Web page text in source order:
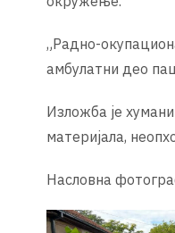
„Радно-
амбулатни део
Изложба је
материјала,
Насловна